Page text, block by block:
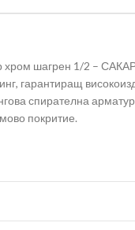
хром шагрен 1/2 – САКАР
гарантиращ
спирателна
покритие.